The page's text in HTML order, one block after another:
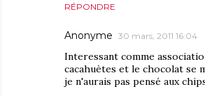
RÉPONDRE
Anonyme 30 mars, 2011 16:04
Interessant comme
cacahuètes et le chocolat se
je n'aurais pas pensé aux